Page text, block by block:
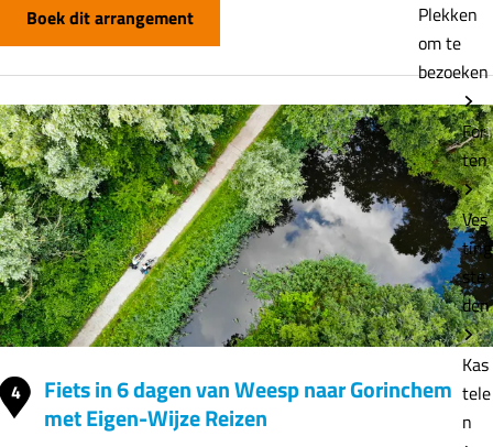
Plekken
om te
bezoeken
For
ten
Ves
ting
ste
den
Kas
tele
n
Boek dit arrangement
4
Fiets in 6 dagen van Weesp naar Gorinchem
met Eigen-Wijze Reizen